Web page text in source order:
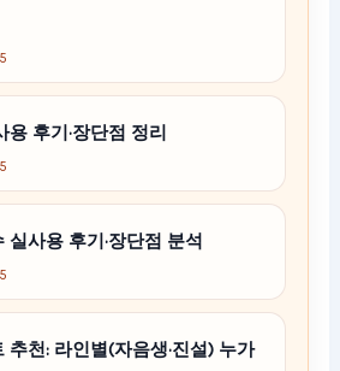
후기·장단점 정리
사용 후기·장단점 분석
추천: 라인별(자음생·진설) 누가